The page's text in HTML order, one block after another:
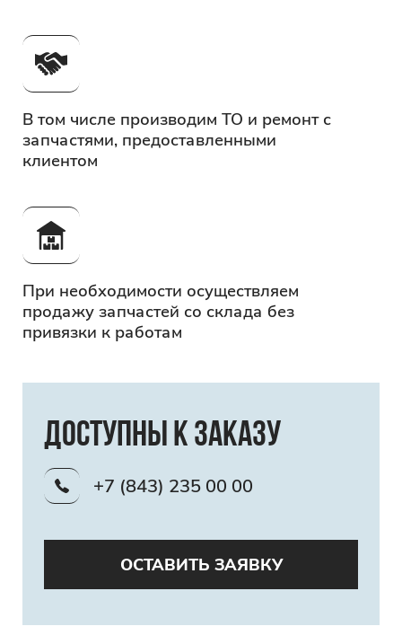
В том числе производим ТО и ремонт с
запчастями, предоставленными
клиентом
При необходимости осуществляем
продажу запчастей со склада без
привязки к работам
Доступны к заказу
+7 (843) 235 00 00
ОСТАВИТЬ ЗАЯВКУ